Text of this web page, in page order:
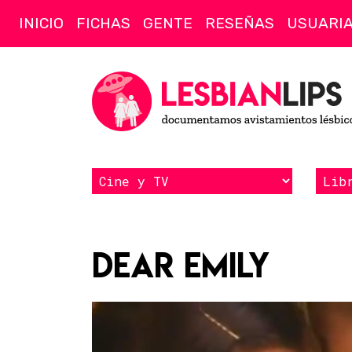
INICIO FICHAS GENTE RESEÑAS
Dear Emily